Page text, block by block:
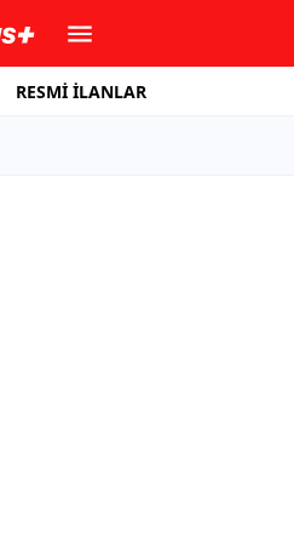
RESMİ İLANLAR